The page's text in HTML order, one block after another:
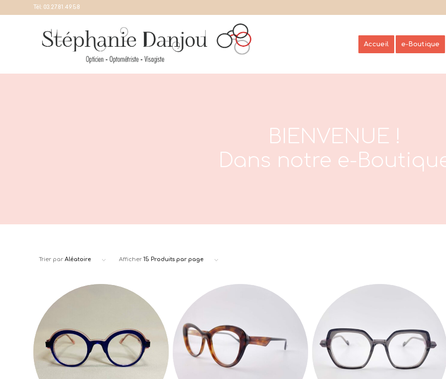
Tél: 03.27.81.49.58
Accueil e-Boutique
BIENVENUE !
Dans notre e-
Trier par Aléatoire Afficher 15 Produits par page